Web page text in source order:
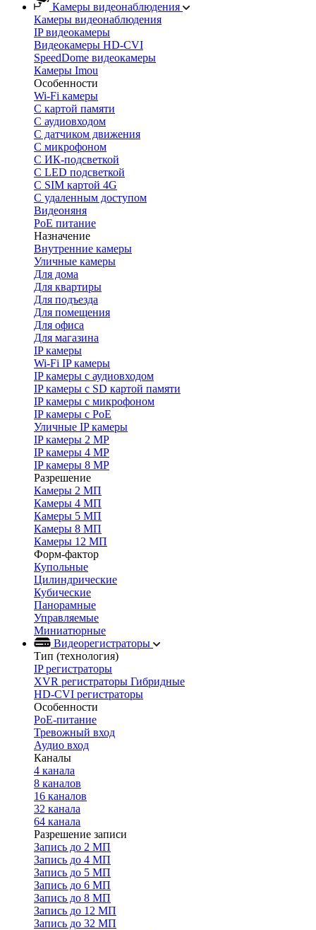
Камеры видеонаблюдения
Камеры видеонаблюдения
IP видеокамеры
Видеокамеры HD-CVI
SpeedDome видеокамеры
Камеры Imou
Особенности
Wi-Fi камеры
С картой памяти
С аудиовходом
С датчиком движения
С микрофоном
С ИК-подсветкой
С LED подсветкой
C SIM картой 4G
C удаленным доступом
Видеоняня
PoE питание
Назначение
Внутренние камеры
Уличные камеры
Для дома
Для квартиры
Для подъезда
Для помещения
Для офиса
Для магазина
IP камеры
Wi-Fi IP камеры
IP камеры с аудиовходом
IP камеры с SD картой памяти
IP камеры с микрофоном
IP камеры с PoE
Уличные IP камеры
IP камеры 2 MP
IP камеры 4 MP
IP камеры 8 MP
Разрешение
Камеры 2 МП
Камеры 4 МП
Камеры 5 МП
Камеры 8 МП
Камеры 12 МП
Форм-фактор
Купольные
Цилиндрические
Кубические
Панорамные
Управляемые
Миниатюрные
Видеорегистраторы
Тип (технология)
IP регистраторы
XVR регистраторы Гибридные
HD-CVI регистраторы
Особенности
PoE-питание
Тревожный вход
Аудио вход
Каналы
4 канала
8 каналов
16 каналов
32 канала
64 канала
Разрешение записи
Запись до 2 МП
Запись до 4 МП
Запись до 5 МП
Запись до 6 МП
Запись до 8 МП
Запись до 12 МП
Запись до 32 МП